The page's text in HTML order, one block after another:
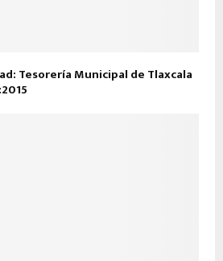
Tesorería Municipal de Tlaxcala